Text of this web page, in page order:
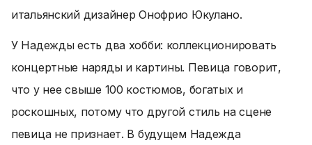
итальянский дизайнер Онофрио Юкулано.
У Надежды есть два хобби: коллекционировать
концертные наряды и картины. Певица говорит,
что у нее свыше 100 костюмов, богатых и
роскошных, потому что другой стиль на сцене
певица не признает. В будущем Надежда